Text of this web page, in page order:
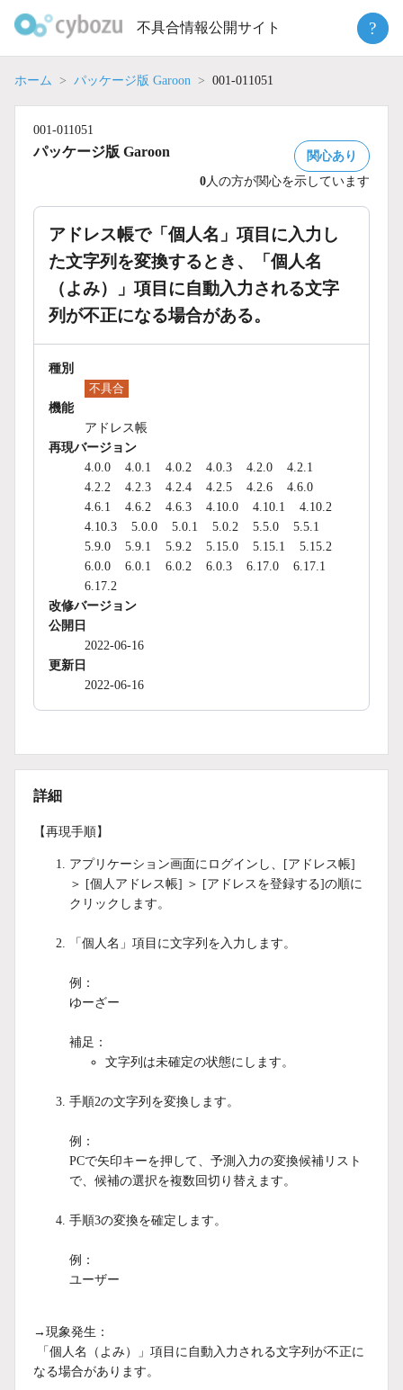
不具合情報公開サイト ?
ホーム パッケージ版 Garoon 001-011051
001-011051
パッケージ版 Garoon
関心あり
0 人の方が関心を示しています
アドレス帳で「個人名」項目に入力し
た文字列を変換するとき、「個人名
（よみ）」項目に自動入力される文字
列が不正になる場合がある。
種別
不具合
機能
アドレス帳
再現バージョン
4.0.0
4.0.1 4.0.2 4.0.3 4.2.0
4.2.1
4.2.2
4.2.3 4.2.4 4.2.5 4.2.6
4.6.0
4.6.1
4.6.2 4.6.3 4.10.0 4.10.1
4.10.2
4.10.3
5.0.0 5.0.1 5.0.2 5.5.0
5.5.1
5.9.0
5.9.1 5.9.2 5.15.0 5.15.1
5.15.2
6.0.0
6.0.1 6.0.2 6.0.3 6.17.0
6.17.1
6.17.2
改修バージョン
公開日
2022-06-16
更新日
2022-06-16
詳細
【再現手順】
アプリケーション画面にログインし、[アドレス帳]
＞ [個人アドレス帳] ＞ [アドレスを登録する]の順に
クリックします。
「個人名」項目に文字列を入力します。
例：
ゆーざー
補足：
文字列は未確定の状態にします。
手順2の文字列を変換します。
例：
PCで矢印キーを押して、予測入力の変換候補リスト
で、候補の選択を複数回切り替えます。
手順3の変換を確定します。
例：
ユーザー
→現象発生：
「個人名（よみ）」項目に自動入力される文字列が不正に
なる場合があります。